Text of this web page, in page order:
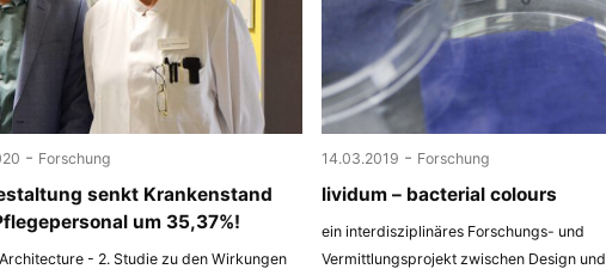
- Forschung
senkt Krankenstand
um 35,37%!
- 2. Studie zu den Wirkungen
14.03.2019 - Forschung
lividum – bacterial colours
ein interdisziplinäres Forschungs- und
Vermittlungsprojekt zwischen Design und